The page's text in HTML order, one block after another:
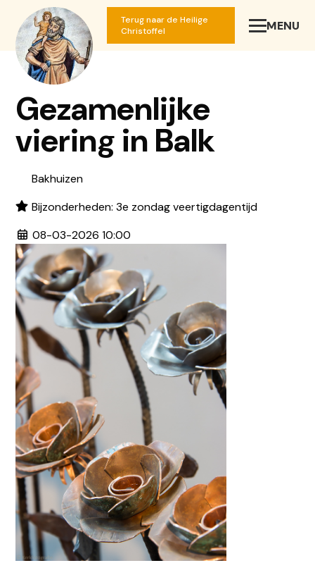
Terug naar de Heilige
Christoffel
MENU
SLUIT
Gezamenlijke
viering in Balk
Bakhuizen
Bijzonderheden: 3e zondag veertigdagentijd
08-03-2026 10:00